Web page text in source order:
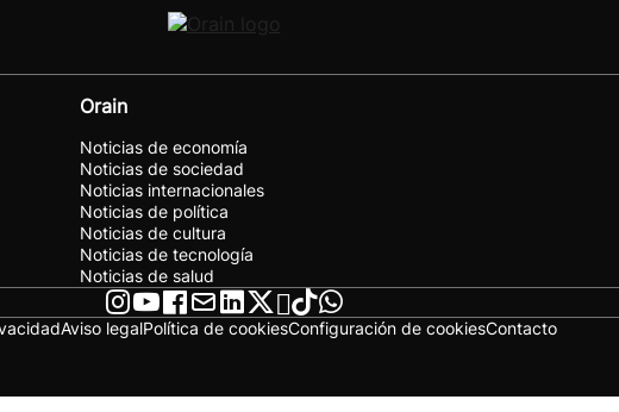
Orain
Noticias de economía
Noticias de sociedad
Noticias internacionales
Noticias de política
Noticias de cultura
Noticias de tecnología
Noticias de salud
Aviso legalPolítica de cookiesConfiguración de cookiesContacto